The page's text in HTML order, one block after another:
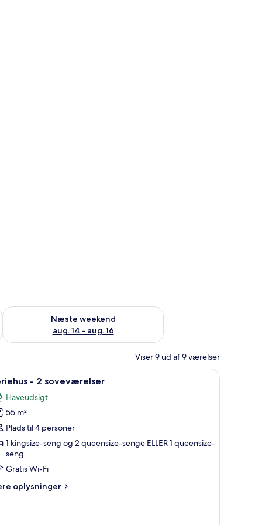
aug. 7 - aug. 9
Næste weekend
aug. 14 - aug. 16
Tjek tilgængelighed for næste weekend aug. 14 - aug. 16
Viser 9 ud af 9 værelser
og en stol. Der er et vindue med skodder og en dør med glasrude.
Et hotelværelse med to senge, en
8 - 2 soveværelser
Haveudsigt
55 m²
Plads til 4 personer
1 kingsize-seng og 2 queensize-senge ELLER 1 queensize-
seng
Gratis Wi-Fi
oplysninger